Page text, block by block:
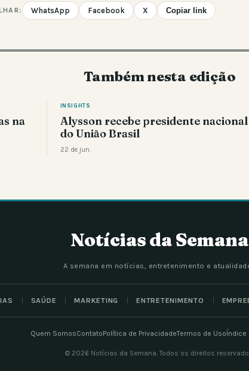
WhatsApp Facebook X Copiar link
Também nesta edição
na
INSIGHTS
Alysson recebe presidente nacional
do União Brasil
22 de jun.
Notícias da Semana
A semana em notícias, entretenimento e
SAÚDE MARKETING ENTRETENIMENTO
Quem SomosContatoPolítica de PrivacidadeTermos de UsoÍndice
© 2026 Notícias da Semana. Todos os direitos